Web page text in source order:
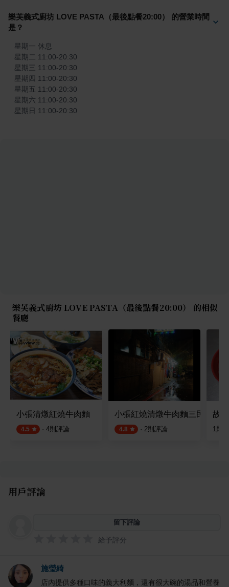
樂芙義式廚坊 LOVE PASTA（最後點餐20:00） 的營業時間
是？
星期一 休息
星期二 11:00-20:30
星期三 11:00-20:30
星期四 11:00-20:30
星期五 11:00-20:30
星期六 11:00-20:30
星期日 11:00-20:30
樂芙義式廚坊 LOVE PASTA（最後點餐20:00） 的相似
餐廳
小張清燉紅燒牛肉麵
4.5 · 4則評論
小張紅燒清燉牛肉麵三民店
4.8 · 2則評論
故
1則
用戶評論
留下評論
給予評分
施瑩綺
店內提供多種口味的義大利麵，還有很大碗的湯品和營養